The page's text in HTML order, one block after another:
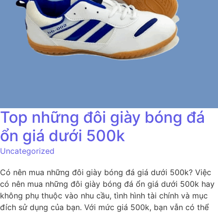
Top những đôi giày bóng đá
ổn giá dưới 500k
Uncategorized
Có nên mua những đôi giày bóng đá giá dưới 500k? Việc
có nên mua những đôi giày bóng đá ổn giá dưới 500k hay
không phụ thuộc vào nhu cầu, tình hình tài chính và mục
đích sử dụng của bạn. Với mức giá 500k, bạn vẫn có thể